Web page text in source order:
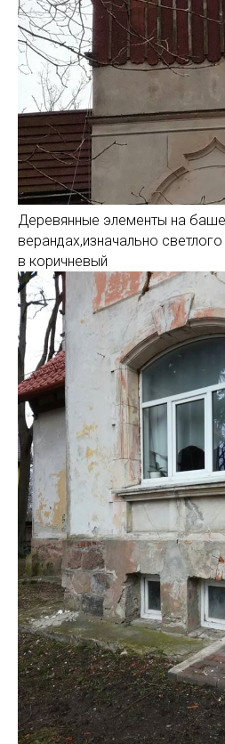
Деревянные элементы на
верандах,изначально
в коричневый